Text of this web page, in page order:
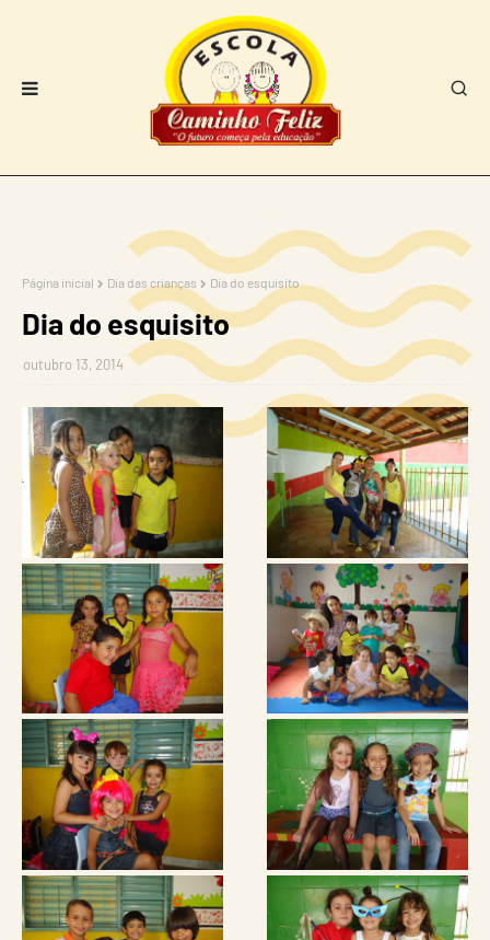
Página inicial Dia das crianças Dia do esquisito
Dia do esquisito
outubro 13, 2014